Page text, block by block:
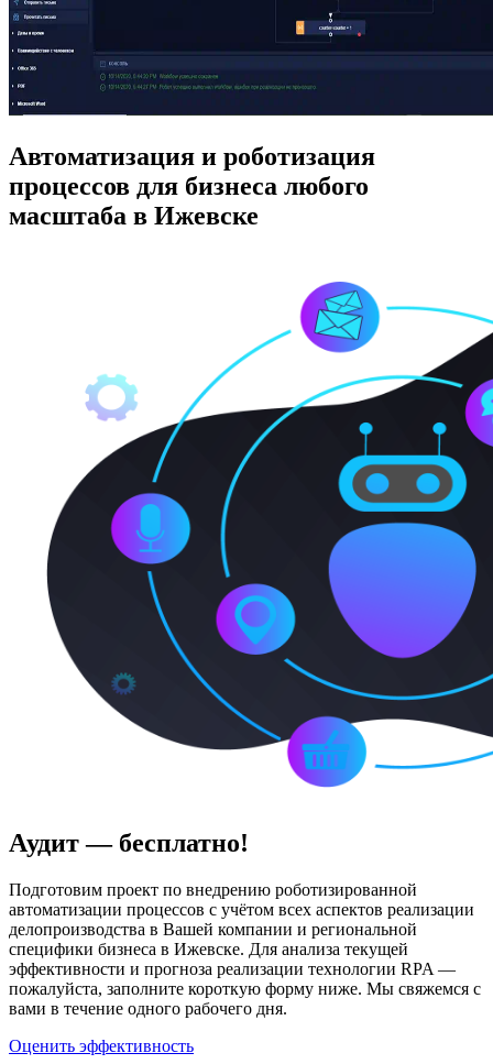
Автоматизация и роботизация
процессов для бизнеса любого
масштаба в Ижевске
Аудит — бесплатно!
Подготовим проект по внедрению роботизированной
автоматизации процессов с учётом всех аспектов реализации
делопроизводства в Вашей компании и региональной
специфики бизнеса в Ижевске. Для анализа текущей
эффективности и прогноза реализации технологии RPA —
пожалуйста, заполните короткую форму ниже. Мы свяжемся с
вами в течение одного рабочего дня.
Оценить эффективность